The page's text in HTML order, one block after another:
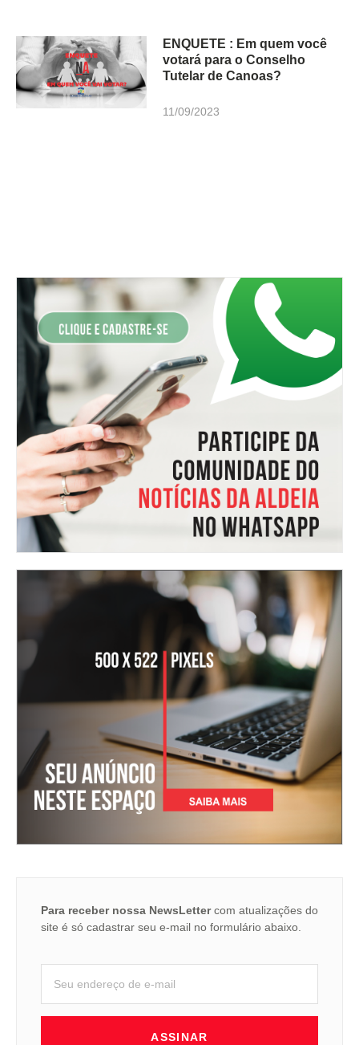
ENQUETE : Em quem você
votará para o Conselho
Tutelar de Canoas?
11/09/2023
Para receber nossa NewsLettercom atualizações do
site é só cadastrar seu e-mail no formulário abaixo.
ASSINAR